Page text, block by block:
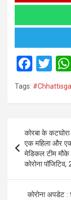
F
a
ce
o
o
k
T
wi
tt
Tags:
Post
navigation
कोरबा के कटघोरा
एक महिला और एक
मेडिकल टीम
कोरोना
कोरोना अपडेट :